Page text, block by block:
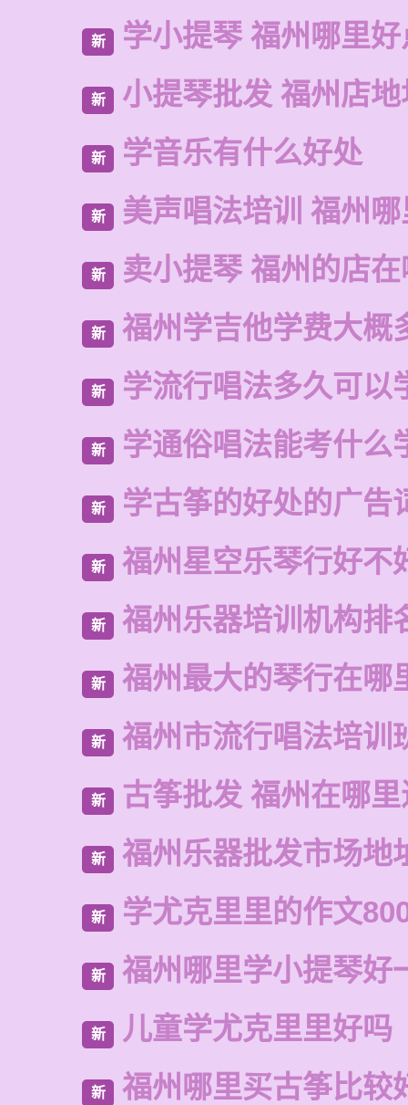
新 学小提琴 福州哪里好
新 小提琴批发 福州店
新 学音乐有什么好处
新 美声唱法培训 福州
新 卖小提琴 福州的店
新 福州学吉他学费大概
新 学流行唱法多久可以
新 学通俗唱法能考什么
新 学古筝的好处的广告
新 福州星空乐琴行好不
新 福州乐器培训机构排
新 福州最大的琴行在哪
新 福州市流行唱法培训
新 古筝批发 福州在哪
新 福州乐器批发市场地
新 学尤克里里的作文
新 福州哪里学小提琴好
新 儿童学尤克里里好吗
新 福州哪里买古筝比较